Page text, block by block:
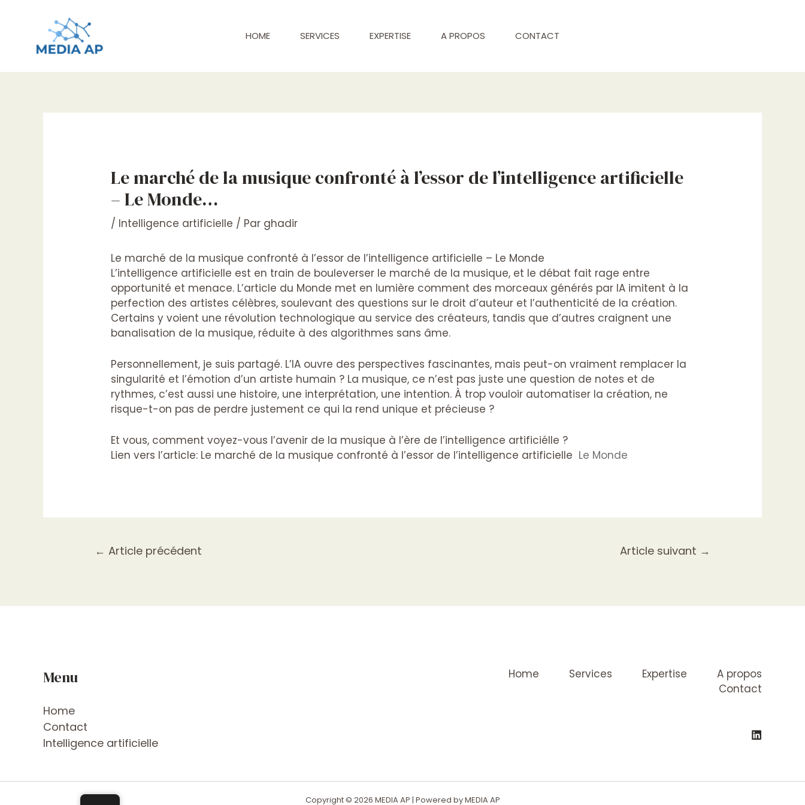
HOME SERVICES EXPERTISE A PROPOS CONTACT
Le marché de la musique confronté à l’essor de l’intelligence artificielle
– Le Monde…
/ Intelligence artificielle / Par ghadir
Le marché de la musique confronté à l’essor de l’intelligence artificielle – Le Monde
L’intelligence artificielle est en train de bouleverser le marché de la musique, et le débat fait rage entre
opportunité et menace. L’article du Monde met en lumière comment des morceaux générés par IA imitent à la
perfection des artistes célèbres, soulevant des questions sur le droit d’auteur et l’authenticité de la création.
Certains y voient une révolution technologique au service des créateurs, tandis que d’autres craignent une
banalisation de la musique, réduite à des algorithmes sans âme.
Personnellement, je suis partagé. L’IA ouvre des perspectives fascinantes, mais peut-on vraiment remplacer la
singularité et l’émotion d’un artiste humain ? La musique, ce n’est pas juste une question de notes et de
rythmes, c’est aussi une histoire, une interprétation, une intention. À trop vouloir automatiser la création, ne
risque-t-on pas de perdre justement ce qui la rend unique et précieuse ?
Et vous, comment voyez-vous l’avenir de la musique à l’ère de l’intelligence artificiélle ?
Lien vers l’article: Le marché de la musique confronté à l’essor de l’intelligence artificielle Le Monde
de
l’article
← Article précédent Article suivant →
Menu
Home
Contact
Intelligence artificielle
Home Services Expertise
A propos
Contact
Copyright © 2026 MEDIA AP | Powered by MEDIA AP